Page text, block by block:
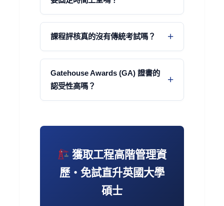
課程評核真的沒有傳統考試嗎？
Gatehouse Awards (GA) 證書的
認受性高嗎？
獲取工程高階管理資
歷・免試直升英國大學
碩士